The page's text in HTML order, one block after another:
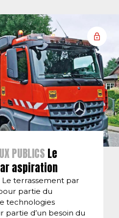
PUBLICS Le
aspiration
Le terrassement par
partie du
technologies
partie d’un besoin du